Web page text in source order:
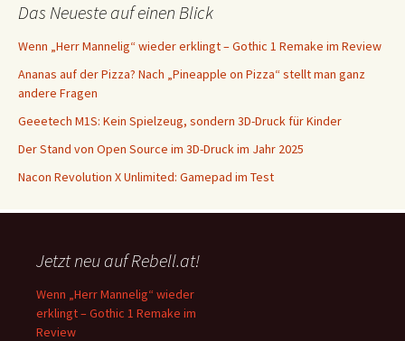
Das Neueste auf einen Blick
Wenn „Herr Mannelig“ wieder erklingt – Gothic 1 Remake im Review
Ananas auf der Pizza? Nach „Pineapple on Pizza“ stellt man ganz
andere Fragen
Geeetech M1S: Kein Spielzeug, sondern 3D-Druck für Kinder
Der Stand von Open Source im 3D-Druck im Jahr 2025
Nacon Revolution X Unlimited: Gamepad im Test
Jetzt neu auf Rebell.at!
Wenn „Herr Mannelig“ wieder
erklingt – Gothic 1 Remake im
Review